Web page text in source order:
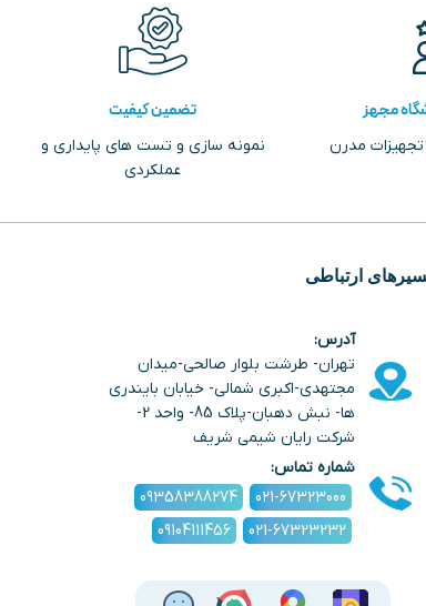
مجهز
مدرن
تضمین کیفیت
نمونه سازی و تست های پایداری و
عملکردی
ارتباطی
آدرس:
تهران- طرشت بلوار صالحی-میدان
مجتهدی-اکبری شمالی- خیابان بایندری
ها- نبش دهبان-پلاک 85- واحد 2-
شرکت رایان شیمی شریف
شماره تماس:
021-67323000
09358388274
021-67323232
09104111456